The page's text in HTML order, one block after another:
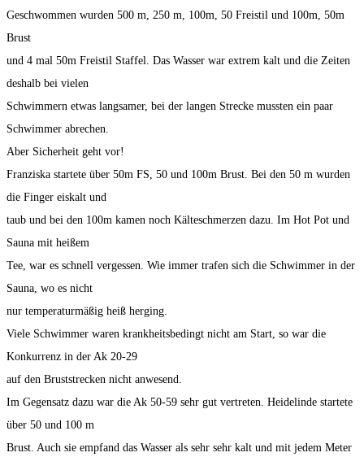
Geschwommen wurden 500 m, 250 m, 100m, 50 Freistil und 100m, 50m
Brust
und 4 mal 50m Freistil Staffel. Das Wasser war extrem kalt und die Zeiten
deshalb bei vielen
Schwimmern etwas langsamer, bei der langen Strecke mussten ein paar
Schwimmer abrechen.
Aber Sicherheit geht vor!
Franziska startete über 50m FS, 50 und 100m Brust. Bei den 50 m wurden
die Finger eiskalt und
taub und bei den 100m kamen noch Kälteschmerzen dazu. Im Hot Pot und
Sauna mit heißem
Tee, war es schnell vergessen. Wie immer trafen sich die Schwimmer in der
Sauna, wo es nicht
nur temperaturmäßig heiß herging.
Viele Schwimmer waren krankheitsbedingt nicht am Start, so war die
Konkurrenz in der Ak 20-29
auf den Bruststrecken nicht anwesend.
Im Gegensatz dazu war die Ak 50-59 sehr gut vertreten. Heidelinde startete
über 50 und 100 m
Brust. Auch sie empfand das Wasser als sehr sehr kalt und mit jedem Meter